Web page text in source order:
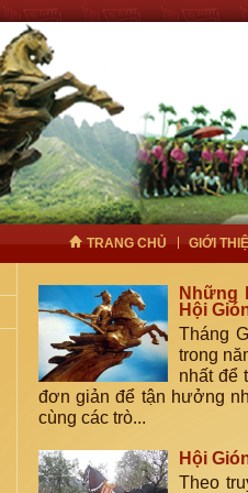
TRANG CHỦ GIỚI
Những
Hội
Tháng
trong
nhất để
đơn giản để tận hưởng
cùng các trò...
Hội
Theo